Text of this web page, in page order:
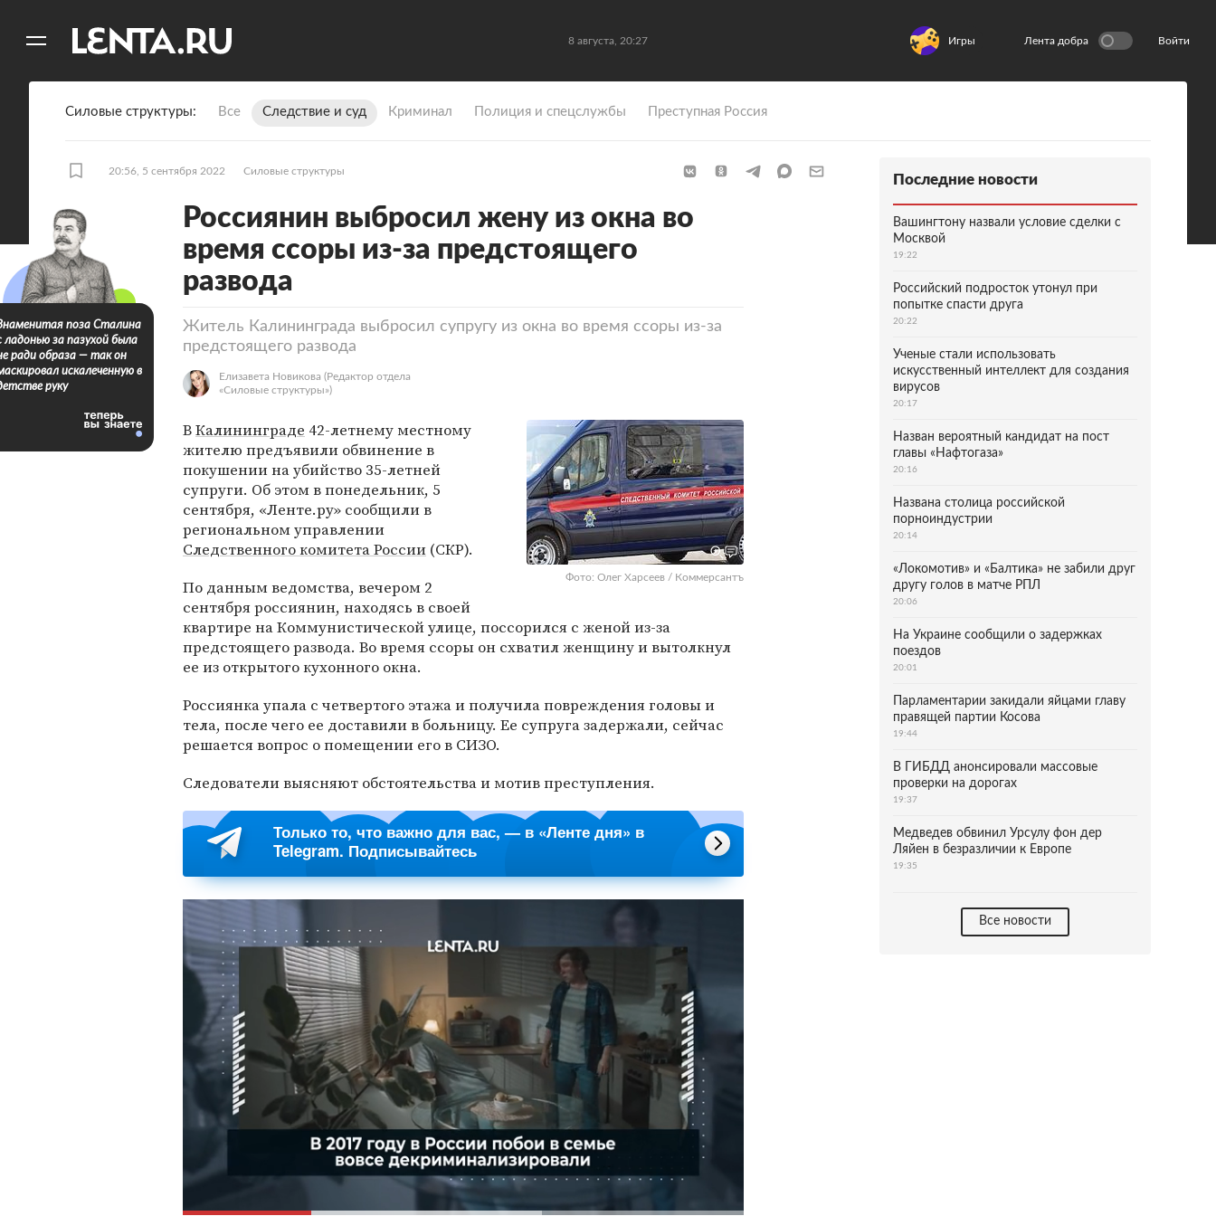
8 августа, 20:27 Игры Лента добра Войти
Силовые структуры Все Следствие и суд Криминал Полиция и спецслужбы Преступная Россия
20:56, 5 сентября 2022 Силовые структуры
Россиянин выбросил жену из окна во
время ссоры из-за предстоящего
развода
Житель Калининграда выбросил супругу из окна во время ссоры из-за
предстоящего развода
Елизавета Новикова (Редактор отдела
«Силовые структуры»)
Фото: Олег Харсеев / Коммерсантъ
ВКалининграде 42-летнему местному
жителю предъявили обвинение в
покушении на убийство 35-летней
супруги. Об этом в понедельник, 5
сентября, «Ленте.ру» сообщили в
региональном управлении
Следственного комитета России (СКР).
По данным ведомства, вечером 2
сентября россиянин, находясь в своей
квартире на Коммунистической улице, поссорился с женой из-за
предстоящего развода. Во время ссоры он схватил женщину и вытолкнул
ее из открытого кухонного окна.
Россиянка упала с четвертого этажа и получила повреждения головы и
тела, после чего ее доставили в больницу. Ее супруга задержали, сейчас
решается вопрос о помещении его в СИЗО.
Следователи выясняют обстоятельства и мотив преступления.
Только то, что важно для вас, — в «Ленте дня» в
Telegram. Подписывайтесь
поза Сталина
ладонью за пазухой была
ради образа — так он
искалеченную в
руку
Последние новости
Вашингтону назвали условие сделки с
Москвой
19:22
Российский подросток утонул при
попытке спасти друга
20:22
Ученые стали использовать
искусственный интеллект для создания
вирусов
20:17
Назван вероятный кандидат на пост
главы «Нафтогаза»
20:16
Названа столица российской
порноиндустрии
20:14
«Локомотив» и «Балтика» не забили друг
другу голов в матче РПЛ
20:06
На Украине сообщили о задержках
поездов
20:01
Парламентарии закидали яйцами главу
правящей партии Косова
19:44
В ГИБДД анонсировали массовые
проверки на дорогах
19:37
Медведев обвинил Урсулу фон дер
Ляйен в безразличии к Европе
19:35
Все новости